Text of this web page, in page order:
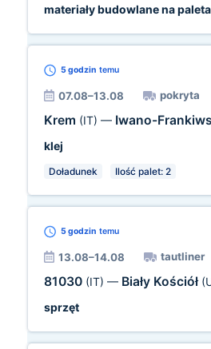
materiały budowlane na
5 godzin temu
07.08–13.08 pokryta
Krem (IT) — Iwano-
klej
Doładunek Ilość palet: 2
5 godzin temu
13.08–14.08 tautliner
81030 (IT) — Biały Kościół
sprzęt